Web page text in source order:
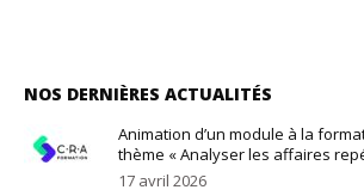
NOS DERNIÈRES ACTUALITÉS
Animation d’un module à la
thème « Analyser les affaires
17 avril 2026